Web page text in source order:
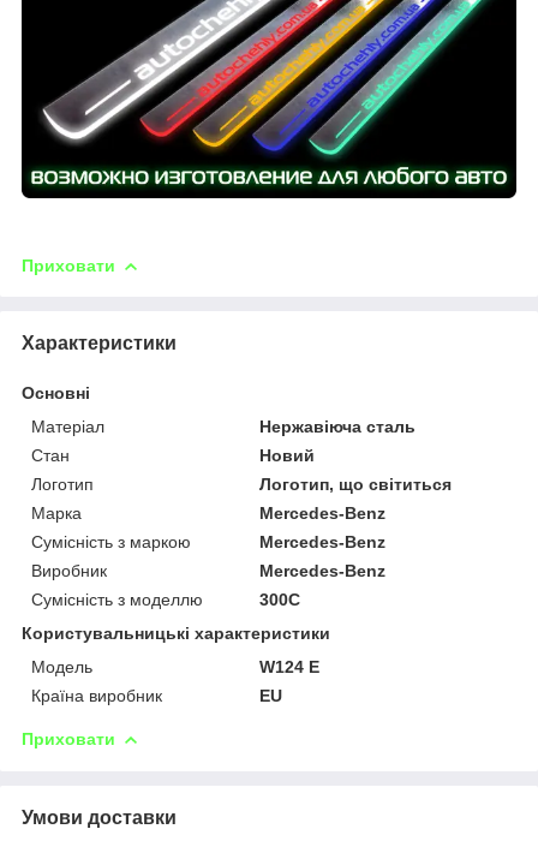
Приховати
Характеристики
Основні
Матеріал
Нержавіюча сталь
Стан
Новий
Логотип
Логотип, що світиться
Марка
Mercedes-Benz
Сумісність з маркою
Mercedes-Benz
Виробник
Mercedes-Benz
Сумісність з моделлю
300C
Користувальницькі характеристики
Модель
W124 E
Країна виробник
EU
Приховати
Умови доставки